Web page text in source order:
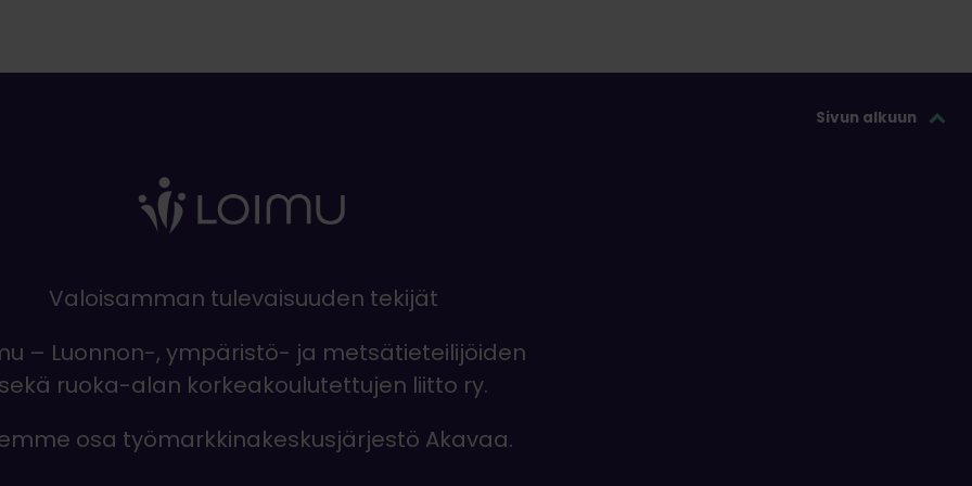
Sivun alkuun
Valoisamman tulevaisuuden tekijät
– Luonnon-, ympäristö- ja metsätieteilijöiden
sekä ruoka-alan korkeakoulutettujen liitto ry.
osa työmarkkinakeskusjärjestö Akavaa.